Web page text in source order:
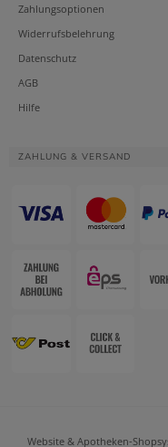
Zahlungsoptionen
Widerrufsbelehrung
Datenschutz
AGB
Hilfe
ZAHLUNG & VERSAND
Website & Apotheken-